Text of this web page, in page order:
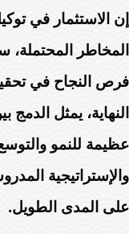
إن الاستثمار في
المخاطر المحتملة،
فرص النجاح في
النهاية، يمثل
عظيمة للنمو
والإستراتيجية
على المدى الطويل.